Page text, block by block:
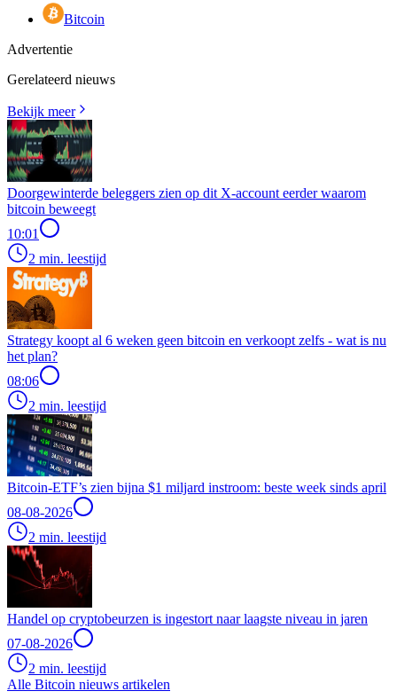
Bitcoin
Advertentie
Gerelateerd nieuws
Bekijk meer
Doorgewinterde beleggers zien op dit X-account eerder waarom
bitcoin beweegt
10:01
2 min. leestijd
Strategy koopt al 6 weken geen bitcoin en verkoopt zelfs - wat is nu
het plan?
08:06
2 min. leestijd
Bitcoin-ETF’s zien bijna $1 miljard instroom: beste week sinds april
08-08-2026
2 min. leestijd
Handel op cryptobeurzen is ingestort naar laagste niveau in jaren
07-08-2026
2 min. leestijd
Alle Bitcoin nieuws artikelen